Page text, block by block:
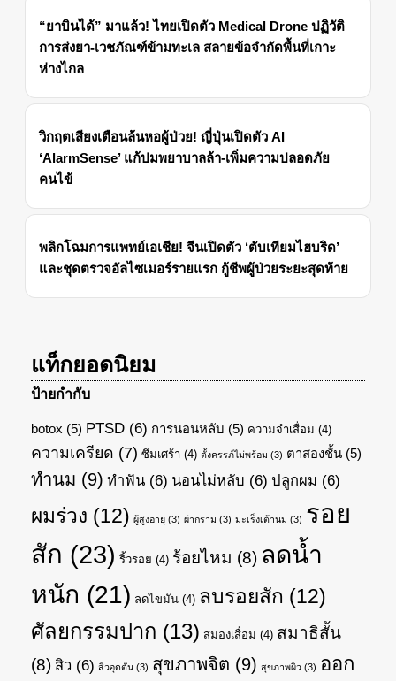
“ยาบินได้” มาแล้ว! ไทยเปิดตัว Medical Drone ปฏิวัติ
การส่งยา-เวชภัณฑ์ข้ามทะเล สลายข้อจำกัดพื้นที่เกาะ
ห่างไกล
วิกฤตเสียงเตือนล้นหอผู้ป่วย! ญี่ปุ่นเปิดตัว AI
‘AlarmSense’ แก้ปมพยาบาลล้า-เพิ่มความปลอดภัย
คนไข้
พลิกโฉมการแพทย์เอเชีย! จีนเปิดตัว ‘ตับเทียมไฮบริด’
และชุดตรวจอัลไซเมอร์รายแรก กู้ชีพผู้ป่วยระยะสุดท้าย
แท็กยอดนิยม
ป้ายกำกับ
botox (5) PTSD (6) การนอนหลับ (5) ความจำเสื่อม (4)
ความเครียด (7) ซึมเศร้า (4) ตั้งครรภ์ไม่พร้อม (3) ตาสองชั้น (5)
ทำนม (9) ทำฟัน (6) นอนไม่หลับ (6) ปลูกผม (6)
ผมร่วง (12) ผู้สูงอายุ (3) ผ่ากราม (3) มะเร็งเต้านม (3) รอย
สัก (23) ริ้วรอย (4) ร้อยไหม (8) ลดน้ำ
หนัก (21) ลดไขมัน (4) ลบรอยสัก (12)
ศัลยกรรมปาก (13) สมองเสื่อม (4) สมาธิสั้น
(8) สิว (6) สิวอุดตัน (3) สุขภาพจิต (9) สุขภาพผิว (3) ออก